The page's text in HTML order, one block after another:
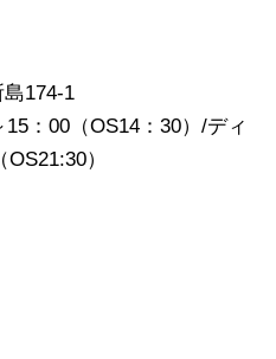
174-1
：00（OS14：30）/ディ
）